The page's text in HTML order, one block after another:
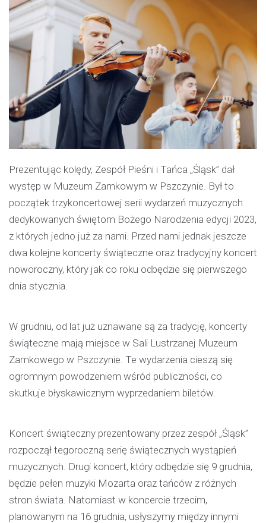
Prezentując kolędy, Zespół Pieśni i Tańca „Śląsk” dał
występ w Muzeum Zamkowym w Pszczynie. Był to
początek trzykoncertowej serii wydarzeń muzycznych
dedykowanych świętom Bożego Narodzenia edycji 2023,
z których jedno już za nami. Przed nami jednak jeszcze
dwa kolejne koncerty świąteczne oraz tradycyjny koncert
noworoczny, który jak co roku odbędzie się pierwszego
dnia stycznia.
W grudniu, od lat już uznawane są za tradycję, koncerty
świąteczne mają miejsce w Sali Lustrzanej Muzeum
Zamkowego w Pszczynie. Te wydarzenia cieszą się
ogromnym powodzeniem wśród publiczności, co
skutkuje błyskawicznym wyprzedaniem biletów.
Koncert świąteczny prezentowany przez zespół „Śląsk”
rozpoczął tegoroczną serię świątecznych wystąpień
muzycznych. Drugi koncert, który odbędzie się 9 grudnia,
będzie pełen muzyki Mozarta oraz tańców z różnych
stron świata. Natomiast w koncercie trzecim,
planowanym na 16 grudnia, usłyszymy między innymi